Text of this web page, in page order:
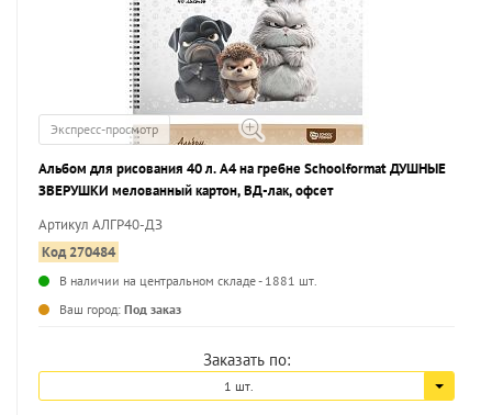
Экспресс-просмотр
Альбом для рисования 40 л. А4 на гребне Schoolformat ДУШНЫЕ
ЗВЕРУШКИ мелованный картон, ВД-лак, офсет
Артикул АЛГР40-ДЗ
Код 270484
В наличии на центральном складе - 1881 шт.
Ваш город: Под заказ
Заказать по:
1 шт.